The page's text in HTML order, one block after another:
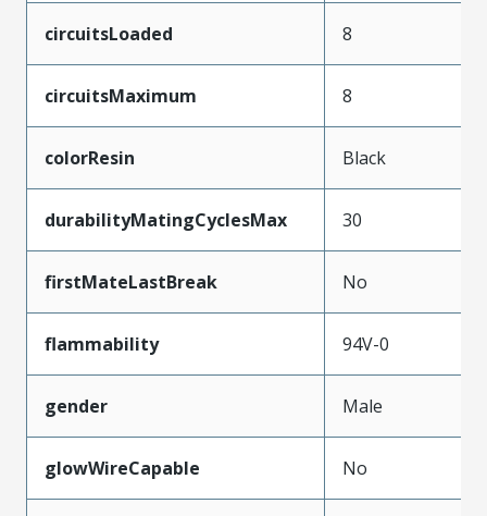
circuitsLoaded 8
circuitsMaximum 8
colorResin Black
durabilityMatingCyclesMax 30
firstMateLastBreak No
flammability 94V-0
gender Male
glowWireCapable No